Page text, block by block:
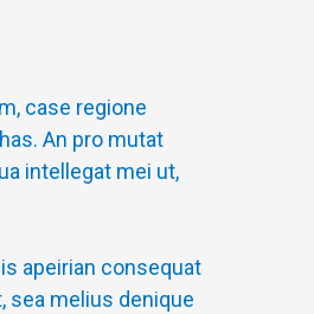
case regione
An pro mutat
intellegat mei ut,
apeirian consequat
sea melius denique